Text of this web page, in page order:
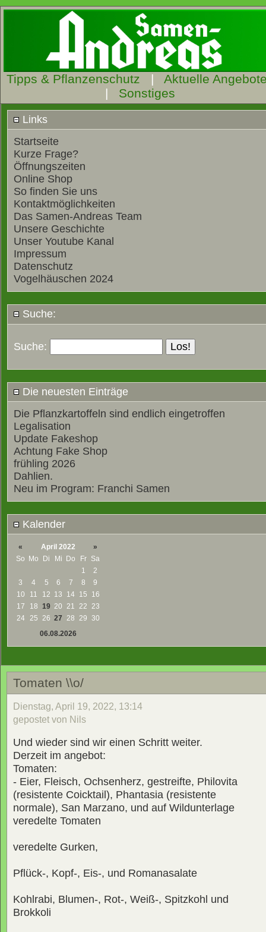
Tipps & Pflanzenschutz | Aktuelle
| Sonstiges
Links
Startseite
Kurze Frage?
Öffnungszeiten
Online Shop
So finden Sie uns
Kontaktmöglichkeiten
Das Samen-Andreas Team
Unsere Geschichte
Unser Youtube Kanal
Impressum
Datenschutz
Vogelhäuschen 2024
Suche:
Suche:
Die neuesten Einträge
Die Pflanzkartoffeln sind endlich eingetroffen
Legalisation
Update Fakeshop
Achtung Fake Shop
frühling 2026
Dahlien.
Neu im Program: Franchi Samen
Kalender
« April 2022
»
So Mo Di Mi Do Fr
Sa
1
2
3
4 5 6 7 8
9
10
11 12 13 14 15
16
17
18 19 20 21 22 23
24
25 26 27 28 29 30
06.08.2026
Tomaten \\o/
Dienstag, April 19, 2022, 13:14
gepostet von Nils
Und wieder sind wir einen Schritt weiter.
Derzeit im angebot:
Tomaten:
- Eier, Fleisch, Ochsenherz, gestreifte, Philovita
(resistente Coicktail), Phantasia (resistente
normale), San Marzano, und auf Wildunterlage
veredelte Tomaten
veredelte Gurken,
Pflück-, Kopf-, Eis-, und Romanasalate
Kohlrabi, Blumen-, Rot-, Weiß-, Spitzkohl und
Brokkoli